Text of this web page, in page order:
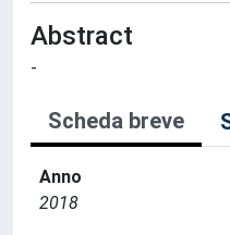
Abstract
-
Scheda breve
Anno
2018